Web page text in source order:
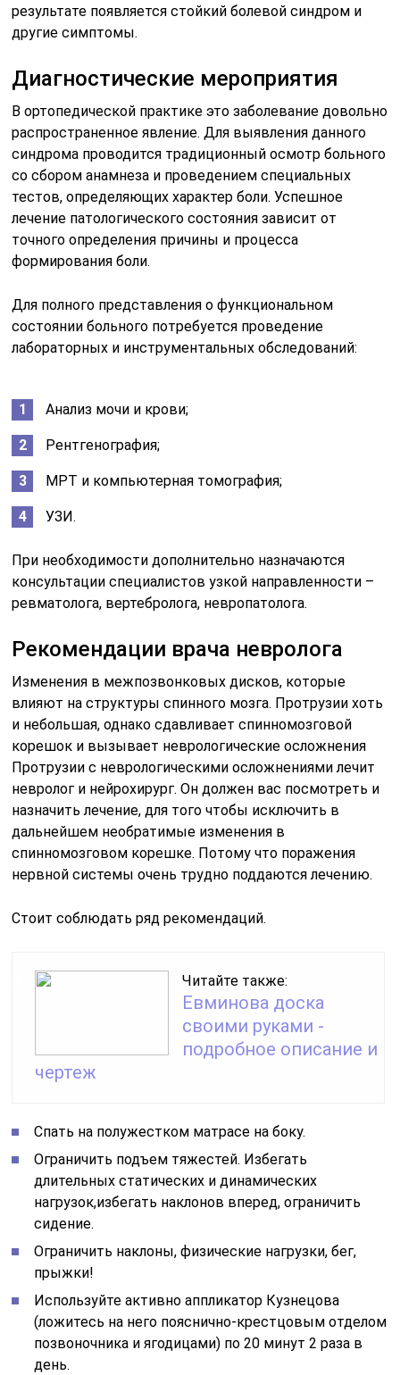
результате появляется стойкий болевой синдром и
другие симптомы.
Диагностические мероприятия
В ортопедической практике это заболевание довольно
распространенное явление. Для выявления данного
синдрома проводится традиционный осмотр больного
со сбором анамнеза и проведением специальных
тестов, определяющих характер боли. Успешное
лечение патологического состояния зависит от
точного определения причины и процесса
формирования боли.
Для полного представления о функциональном
состоянии больного потребуется проведение
лабораторных и инструментальных обследований:
Анализ мочи и крови;
Рентгенография;
МРТ и компьютерная томография;
УЗИ.
При необходимости дополнительно назначаются
консультации специалистов узкой направленности –
ревматолога, вертебролога, невропатолога.
Рекомендации врача невролога
Изменения в межпозвонковых дисков, которые
влияют на структуры спинного мозга. Протрузии хоть
и небольшая, однако сдавливает спинномозговой
корешок и вызывает неврологические осложнения
Протрузии с неврологическими осложнениями лечит
невролог и нейрохирург. Он должен вас посмотреть и
назначить лечение, для того чтобы исключить в
дальнейшем необратимые изменения в
спинномозговом корешке. Потому что поражения
нервной системы очень трудно поддаются лечению.
Стоит соблюдать ряд рекомендаций.
Читайте также:
Евминова доска
своими руками -
подробное описание и
чертеж
Спать на полужестком матрасе на боку.
Ограничить подъем тяжестей. Избегать
длительных статических и динамических
нагрузок,избегать наклонов вперед, ограничить
сидение.
Ограничить наклоны, физические нагрузки, бег,
прыжки!
Используйте активно аппликатор Кузнецова
(ложитесь на него пояснично-крестцовым отделом
позвоночника и ягодицами) по 20 минут 2 раза в
день.